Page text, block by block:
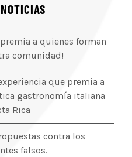
a quienes forman
comunidad!
que premia a
gastronomía italiana
Rica
contra los
falsos.